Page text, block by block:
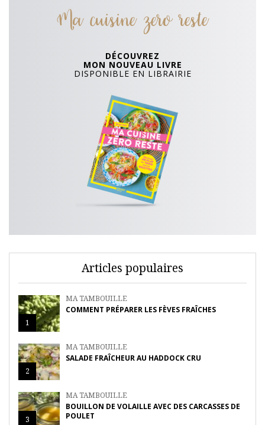
Ma cuisine zero reste
DÉCOUVREZ
MON NOUVEAU LIVRE
DISPONIBLE EN LIBRAIRIE
Articles populaires
1
MA TAMBOUILLE
COMMENT PRÉPARER LES FÈVES FRAÎCHES
2
MA TAMBOUILLE
SALADE FRAÎCHEUR AU HADDOCK CRU
3
MA TAMBOUILLE
BOUILLON DE VOLAILLE AVEC DES CARCASSES DE
POULET